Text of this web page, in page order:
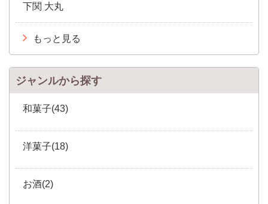
下関 大丸
もっと見る
ジャンルから探す
和菓子(43)
洋菓子(18)
お酒(2)